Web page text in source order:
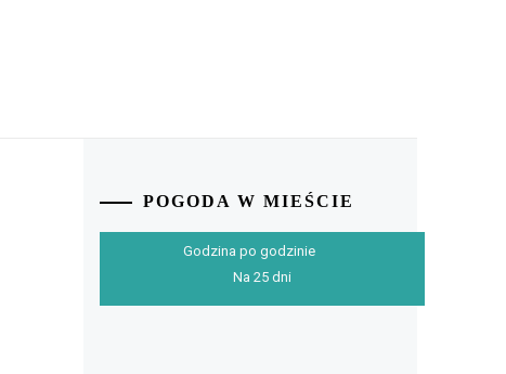
POGODA W MIEŚCIE
Godzina po godzinie
Na 25 dni